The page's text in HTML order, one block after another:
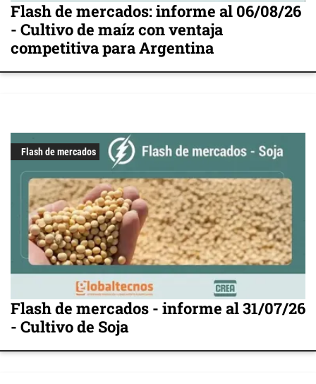
Flash de mercados: informe al 06/08/26
- Cultivo de maíz con ventaja
competitiva para Argentina
Flash de mercados
Flash de mercados - informe al 31/07/26
- Cultivo de Soja